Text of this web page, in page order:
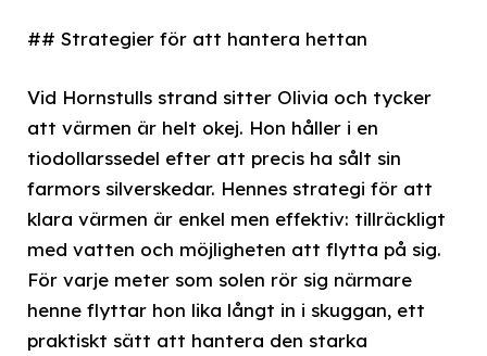
## Strategier för att hantera hettan
Vid Hornstulls strand sitter Olivia och tycker
att värmen är helt okej. Hon håller i en
tiodollarssedel efter att precis ha sålt sin
farmors silverskedar. Hennes strategi för att
klara värmen är enkel men effektiv: tillräckligt
med vatten och möjligheten att flytta på sig.
För varje meter som solen rör sig närmare
henne flyttar hon lika långt in i skuggan, ett
praktiskt sätt att hantera den starka